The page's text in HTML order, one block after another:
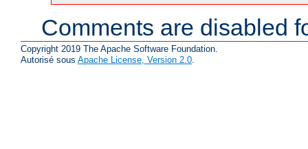
Comments are disabled
Copyright 2019 The Apache Software Foundation.
Autorisé sous Apache License, Version 2.0